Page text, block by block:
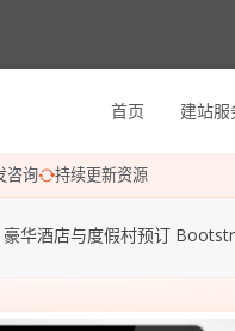
首页 建站服
咨询 持续更新资源
华酒店与度假村预订